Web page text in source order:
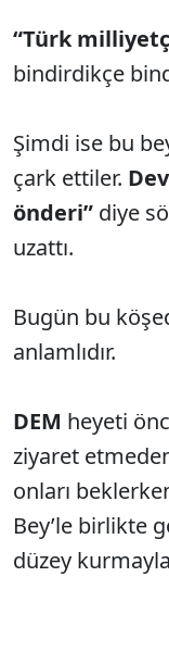
“Türk
bindirdikçe
Şimdi ise bu
çark ettiler.
önderi” diye
uzattı.
Bugün bu
anlamlıdır.
DEM heyeti
ziyaret
onları
Bey’le birlikte
düzey